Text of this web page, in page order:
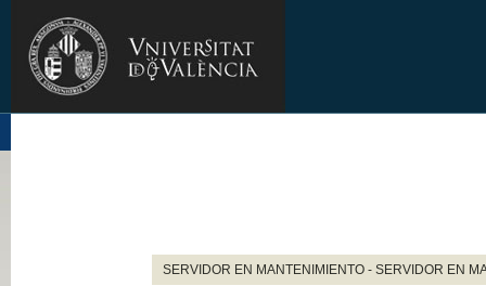
SERVIDOR EN MANTENIMIENTO - SERVIDOR EN